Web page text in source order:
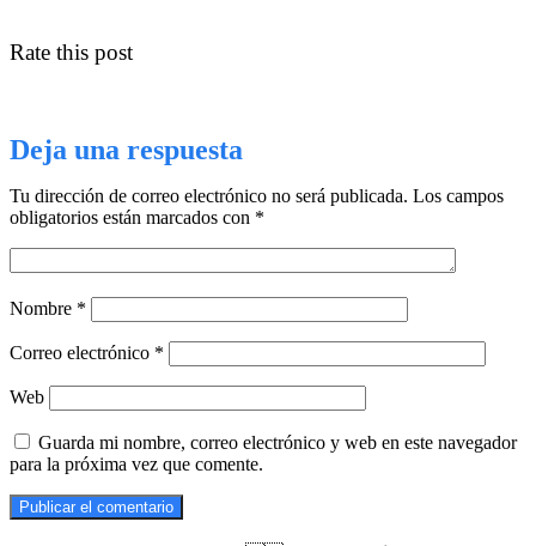
Rate this post
Deja una respuesta
Tu dirección de correo electrónico no será publicada. Los campos
obligatorios están marcados con *
Nombre *
Correo electrónico *
Web
Guarda mi nombre, correo electrónico y web en este navegador
para la próxima vez que comente.